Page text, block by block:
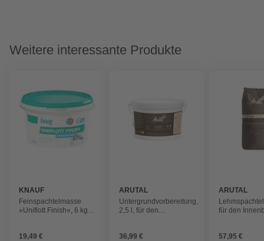
Weitere interessante Produkte
KNAUF
Feinspachtelmasse
»Uniflott Finish«, 6 kg,
19,49 €
ARUTAL
Untergrundvorbereitung,
2,5 l, für den
36,99 €
ARUTAL
für den
57,95 €